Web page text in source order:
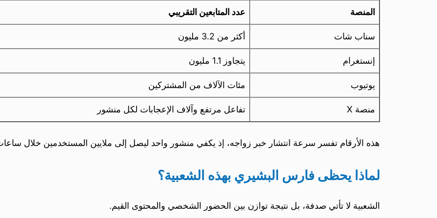
المنصة عدد المتابعين التقريبي
سناب شات أكثر من 3.2 مليون
إنستغرام يتجاوز 1.1 مليون
يوتيوب مئات الآلاف من المشتركين
منصة X تفاعل مرتفع وآلاف الإعجابات لكل منشور
هذه الأرقام تفسر سرعة انتشار خبر زواجه، إذ يكفي منشور واحد ليصل إلى ملايين المستخدمين خلال
لماذا يحظى فارس البشيري بهذه الشعبية؟
الشعبية لا تأتي صدفة، بل نتيجة توازن بين الحضور الشخصي والمحتوى القيم.